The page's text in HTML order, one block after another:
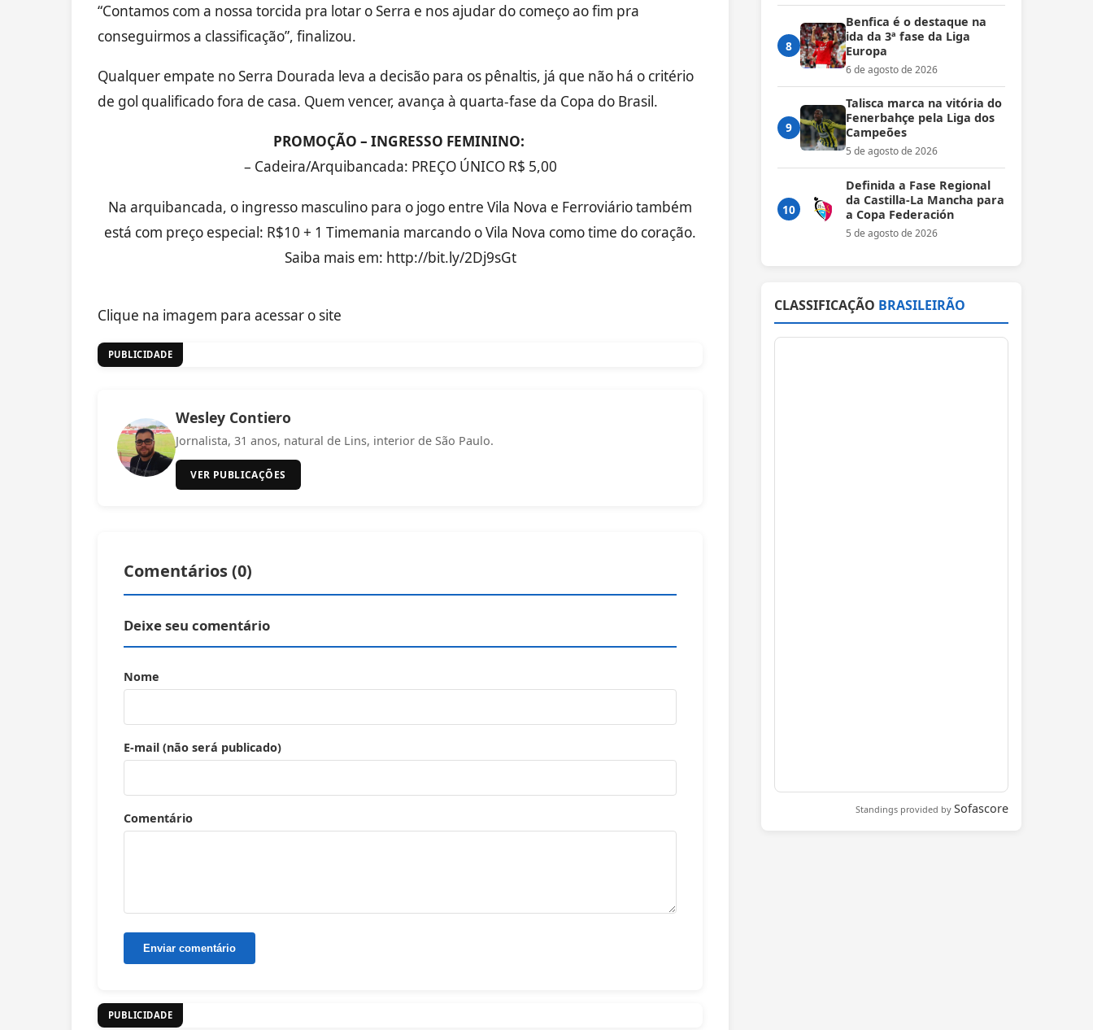
“Contamos com a nossa torcida pra lotar o Serra e nos ajudar do começo ao fim pra
conseguirmos a classificação”, finalizou.
Qualquer empate no Serra Dourada leva a decisão para os pênaltis, já que não há o critério
de gol qualificado fora de casa. Quem vencer, avança à quarta-fase da Copa do Brasil.
PROMOÇÃO – INGRESSO FEMININO:
– Cadeira/Arquibancada: PREÇO ÚNICO R$ 5,00
Na arquibancada, o ingresso masculino para o jogo entre Vila Nova e Ferroviário também
está com preço especial: R$10 + 1 Timemania marcando o Vila Nova como time do coração.
Saiba mais em: http://bit.ly/2Dj9sGt
Clique na imagem para acessar o site
PUBLICIDADE
Wesley Contiero
Jornalista, 31 anos, natural de Lins, interior de São Paulo.
VER PUBLICAÇÕES
Comentários (0)
Deixe seu comentário
Nome
E-mail (não será publicado)
Comentário
PUBLICIDADE
8
Benfica é o destaque na
ida da 3ª fase da Liga
Europa
6 de agosto de 2026
9
Talisca marca na vitória do
Fenerbahçe pela Liga dos
Campeões
5 de agosto de 2026
10
Definida a Fase Regional
da Castilla-La Mancha para
a Copa Federación
5 de agosto de 2026
CLASSIFICAÇÃO BRASILEIRÃO
Standings provided by Sofascore